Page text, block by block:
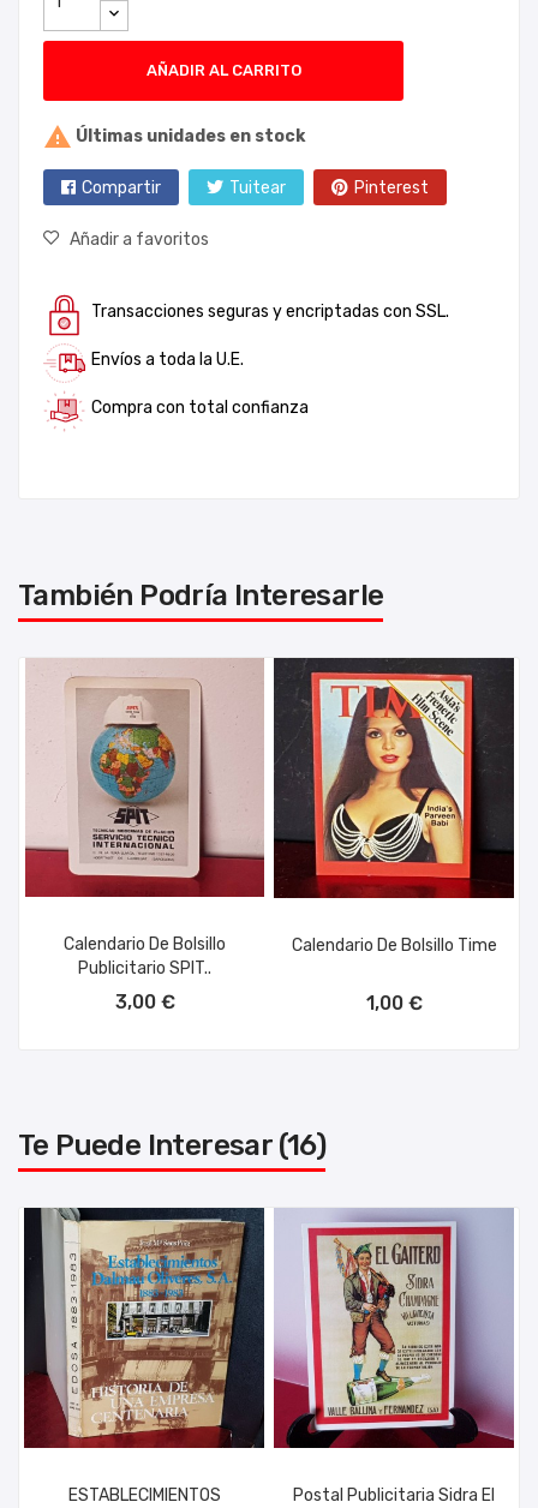
AÑADIR AL CARRITO
 Últimas unidades en stock
Compartir Tuitear Pinterest
Añadir a favoritos
Transacciones seguras y encriptadas con SSL.
Envíos a toda la U.E.
Compra con total confianza
También Podría Interesarle
Calendario De Bolsillo
Publicitario SPIT..
3,00 €
Calendario De Bolsillo Time
1,00 €
Te Puede Interesar (16)
ESTABLECIMIENTOS
Postal Publicitaria Sidra El